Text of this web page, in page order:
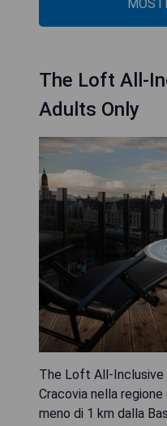
The Loft All-
Adults Only
The Loft All-Inclusive
Cracovia nella
meno di 1 km dalla